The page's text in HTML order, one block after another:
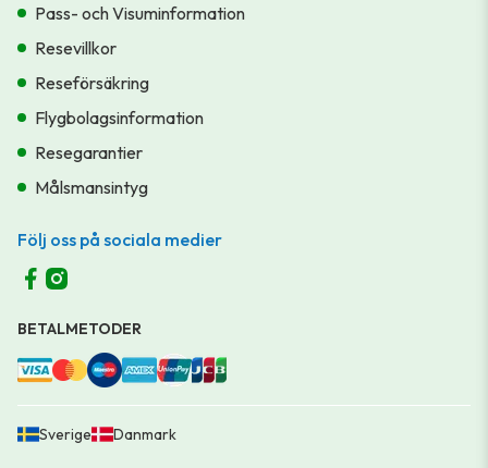
Pass- och Visuminformation
Resevillkor
Reseförsäkring
Flygbolagsinformation
Resegarantier
Målsmansintyg
Följ oss på sociala medier
BETALMETODER
Sverige Danmark